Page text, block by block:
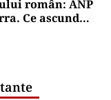
român: ANP
Ce ascund